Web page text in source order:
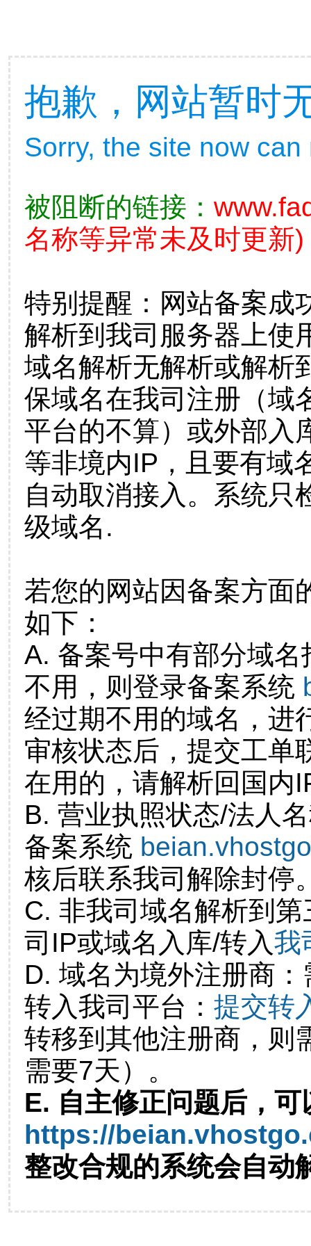
抱歉，网站暂时
Sorry, the site now
被阻断的链接：
名称等异常未及时更新)
特别提醒：网站备案成
解析到我司服务器上使
域名解析无解析或解析
保域名在我司注册（域
平台的不算）或外部入
等非境内IP，且要有域
自动取消接入。系统只
级域名.
若您的网站因备案方面
如下：
A. 备案号中有部分域
不用，则登录备案系统
经过期不用的域名，进
审核状态后，提交工单
在用的，请解析回国内
B. 营业执照状态/法人
备案系统
核后联系我司解除封停
C. 非我司域名解析到
司IP或域名入库/转入我
D. 域名为境外注册商
转入我司平台： 提交转
转移到其他注册商，则
需要7天）。
E. 自主修正问题后，可
https://
整改合规的系统会自动